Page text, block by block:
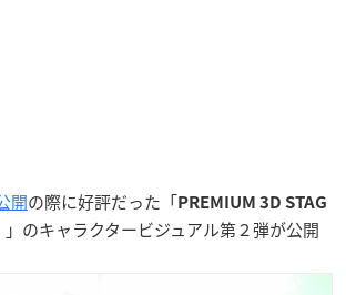
開の際に好評だった「PREMIUM 3D STAG
」のキャラクタービジュアル第２弾が公開